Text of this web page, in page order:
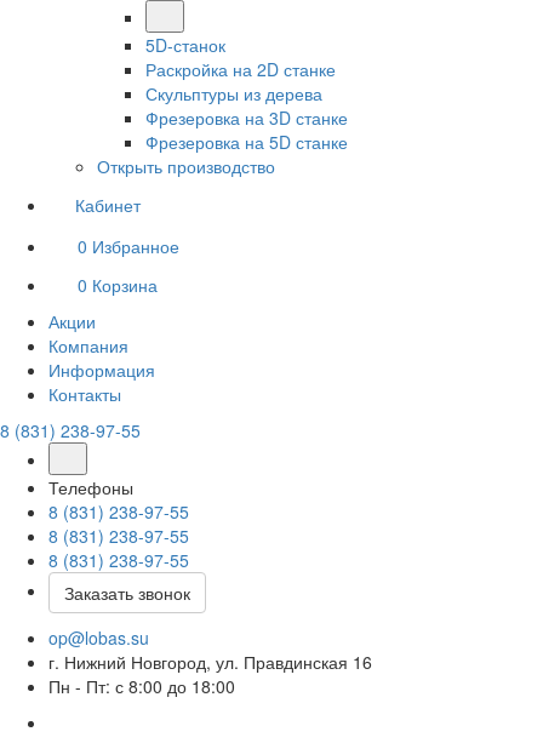
5D-станок
Раскройка на 2D станке
Скульптуры из дерева
Фрезеровка на 3D станке
Фрезеровка на 5D станке
Открыть производство
Кабинет
0 Избранное
0 Корзина
Акции
Компания
Информация
Контакты
8 (831) 238-97-55
Телефоны
8 (831) 238-97-55
8 (831) 238-97-55
8 (831) 238-97-55
Заказать звонок
op@lobas.su
г. Нижний Новгород, ул. Правдинская 16
Пн - Пт: с 8:00 до 18:00